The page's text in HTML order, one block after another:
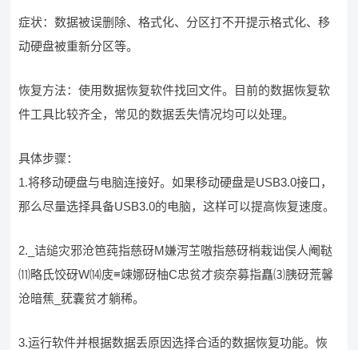
症状：数据被误删除、格式化、分区打不开提示格式化、移
动硬盘被重新分区等。
恢复方法：使用数据恢复软件找回文件。目前的数据恢复软
件工具比较齐全，常见的数据丢失情况均可以处理。
具体步骤：
1.将移动硬盘与电脑连接好。如果移动硬盘是USB3.0接口，
那么尽量选择具备USB3.0的电脑，这样可以提高恢复速度。
2._诘缒灾邪沧笆莼指慈砑M嫌泻芏嗷指慈砑梢栽诎俣人阉鞑
⑾略氐饺砑W⒁庋≡竦娜砑柚С忠贫才痰奈募指矗⑶胰砑荒馨
沧暗蕉_莸囊贫才躺稀。
3.运行软件并根据数据丢原因选择合适的数据恢复功能。恢